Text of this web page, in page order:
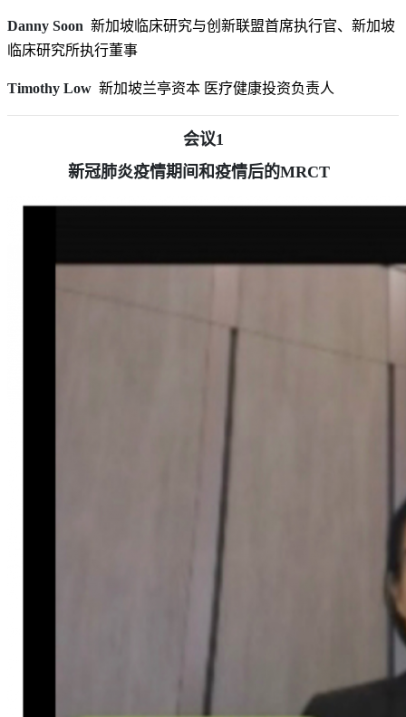
Danny Soon 新加坡临床研究与创新联盟首席执行官、新加坡
临床研究所执行董事
Timothy Low 新加坡兰亭资本 医疗健康投资负责人
会议1
新冠肺炎疫情期间和疫情后的MRCT